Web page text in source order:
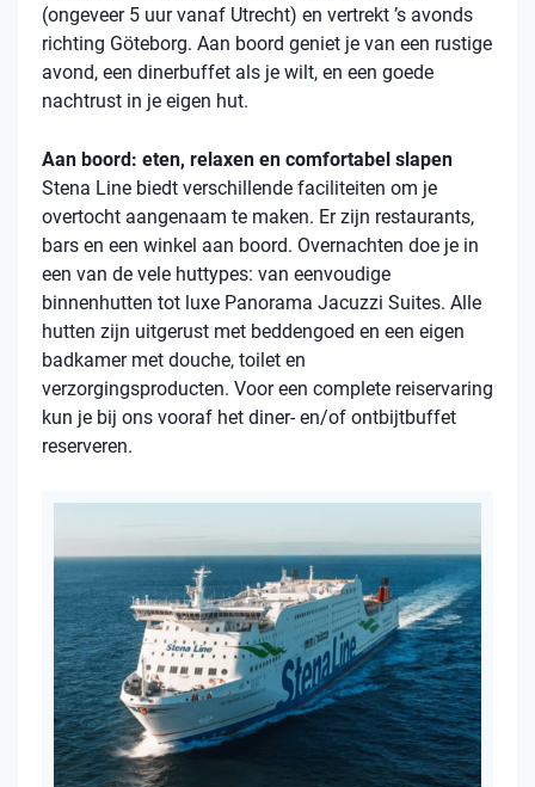
(ongeveer 5 uur vanaf Utrecht) en vertrekt ’s avonds
richting Göteborg. Aan boord geniet je van een rustige
avond, een dinerbuffet als je wilt, en een goede
nachtrust in je eigen hut.
Aan boord: eten, relaxen en comfortabel slapen
Stena Line biedt verschillende faciliteiten om je
overtocht aangenaam te maken. Er zijn restaurants,
bars en een winkel aan boord. Overnachten doe je in
een van de vele huttypes: van eenvoudige
binnenhutten tot luxe Panorama Jacuzzi Suites. Alle
hutten zijn uitgerust met beddengoed en een eigen
badkamer met douche, toilet en
verzorgingsproducten. Voor een complete reiservaring
kun je bij ons vooraf het diner- en/of ontbijtbuffet
reserveren.